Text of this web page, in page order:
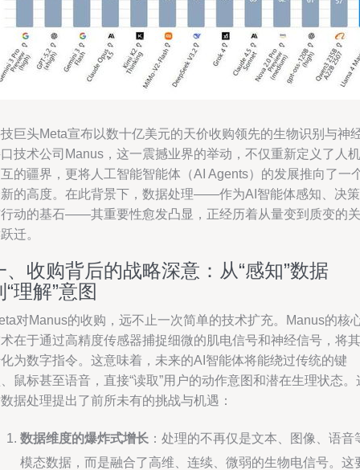
巨头Meta宣布以数十亿美元的天价收购领先的生物识别与神
技术公司Manus，这一震撼业界的举动，不仅重新定义了人机
的疆界，更将人工智能智能体（AI Agents）的发展推向了一
的高度。在此背景下，数据处理——作为AI智能体感知、决策
动的基石——其重要性愈发凸显，正经历着从量变到质变的关
迁。
、收购背后的战略深意：从“感知”数据
“理解”意图
对Manus的收购，远不止一次简单的技术扩充。Manus的核
在于通过高精度传感器捕捉细微的肌电信号和神经信号，将其
为数字指令。这意味着，未来的AI智能体将能绕过传统的键
鼠标甚至语音，直接“读取”用户的动作意图和潜在生理状态。
据处理提出了前所未有的挑战与机遇：
数据维度的爆炸式增长 ：处理的不再仅是文本、图像、语音
模态数据，而是融合了高维、连续、微弱的生物电信号。这